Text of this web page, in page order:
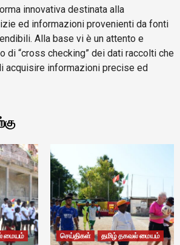
innovativa destinata alla
ed informazioni provenienti da fonti
Alla base vi è un attento e
di “cross checking” dei dati raccolti che
acquisire informazioni precise ed
மையம்
செய்திகள்
தமிழ் தகவல் மையம்